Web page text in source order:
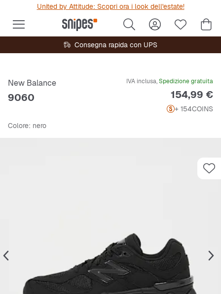
United by Attitude: Scopri ora i look dell'estate!
Consegna rapida con UPS
New Balance
9060
IVA inclusa,Spedizione gratuita
Prezzo
154,99 €
+ 154COINS
Colore: nero